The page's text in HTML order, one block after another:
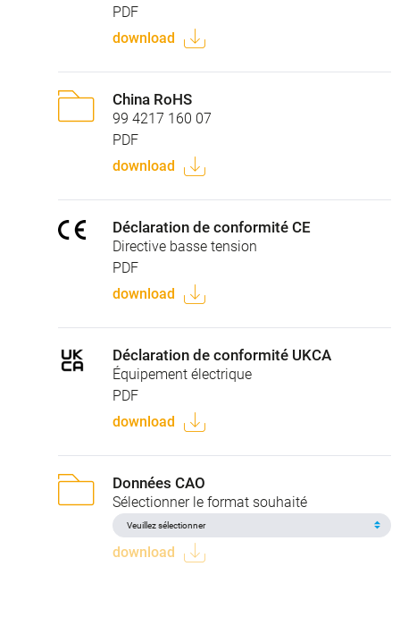
PDF
download
China RoHS
99 4217 160 07
PDF
download
Déclaration de conformité CE
Directive basse tension
PDF
download
Déclaration de conformité UKCA
Équipement électrique
PDF
download
Données CAO
Sélectionner le format souhaité
download